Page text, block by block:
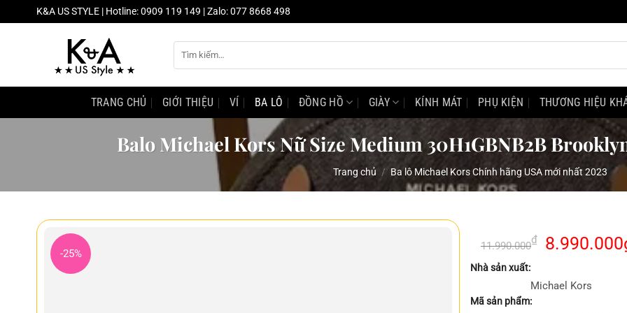
đến
K&A US STYLE | Hotline: 0909 119 149 | Zalo: 077 8668 498
kiếm:
TRANG CHỦ GIỚI THIỆU VÍ BA LÔ ĐỒNG HỒ GIÀY KÍNH MÁT PHỤ KIỆN THƯƠNG HIỆU
Balo Michael Kors Nữ Size Medium 30H1GBNB2B
Trang chủ / Ba lô Michael Kors Chính hãng USA mới nhất 2023
-25%
11.990.000₫
Giá
8.990.000
Nhà sản xuất:
Michael Kors
Mã sản phẩm: